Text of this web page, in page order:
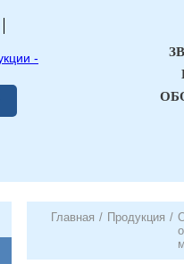
Главная / Продукция /